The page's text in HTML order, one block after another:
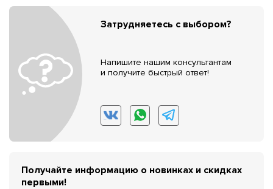
Затрудняетесь с выбором?
Напишите нашим консультантам
и получите быстрый ответ!
Получайте информацию о новинках и скидках
первыми!